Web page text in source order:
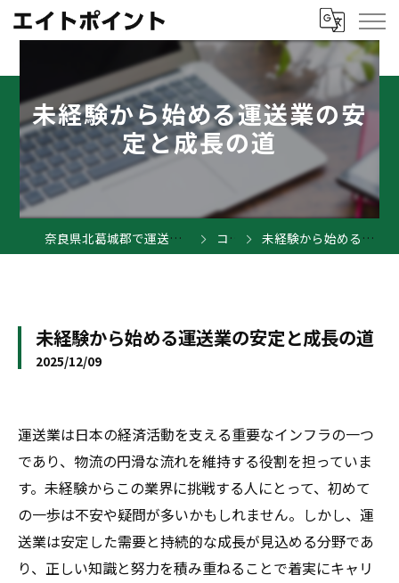
未経験から始める運送業の安
定と成長の道
奈良県北葛城郡で運送業の求人ならエイトポイント コラム 未経験から始める運送業の安定と成長の道
未経験から始める運送業の安定と成長の道
2025/12/09
運送業は日本の経済活動を支える重要なインフラの一つ
であり、物流の円滑な流れを維持する役割を担っていま
す。未経験からこの業界に挑戦する人にとって、初めて
の一歩は不安や疑問が多いかもしれません。しかし、運
送業は安定した需要と持続的な成長が見込める分野であ
り、正しい知識と努力を積み重ねることで着実にキャリ